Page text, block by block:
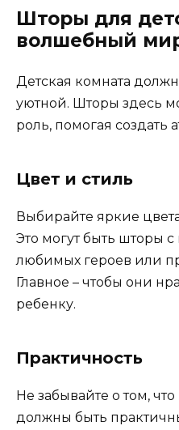
Шторы для
волшебный
Детская комната
уютной. Шторы здесь
роль, помогая создать
Цвет и стиль
Выбирайте яркие
Это могут быть шторы
любимых героев или
Главное – чтобы они
ребенку.
Практичность
Не забывайте о том,
должны быть